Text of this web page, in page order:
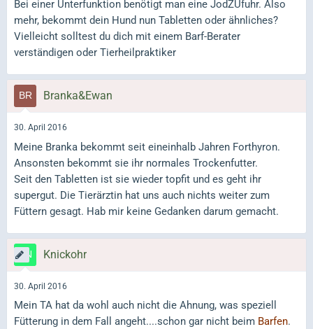
Bei einer Unterfunktion benötigt man eine JodZUfuhr. Also
mehr, bekommt dein Hund nun Tabletten oder ähnliches?
Vielleicht solltest du dich mit einem Barf-Berater
verständigen oder Tierheilpraktiker
Branka&Ewan
30. April 2016
Meine Branka bekommt seit eineinhalb Jahren Forthyron.
Ansonsten bekommt sie ihr normales Trockenfutter.
Seit den Tabletten ist sie wieder topfit und es geht ihr
supergut. Die Tierärztin hat uns auch nichts weiter zum
Füttern gesagt. Hab mir keine Gedanken darum gemacht.
Knickohr
30. April 2016
Mein TA hat da wohl auch nicht die Ahnung, was speziell
Fütterung in dem Fall angeht....schon gar nicht beim Barfen.